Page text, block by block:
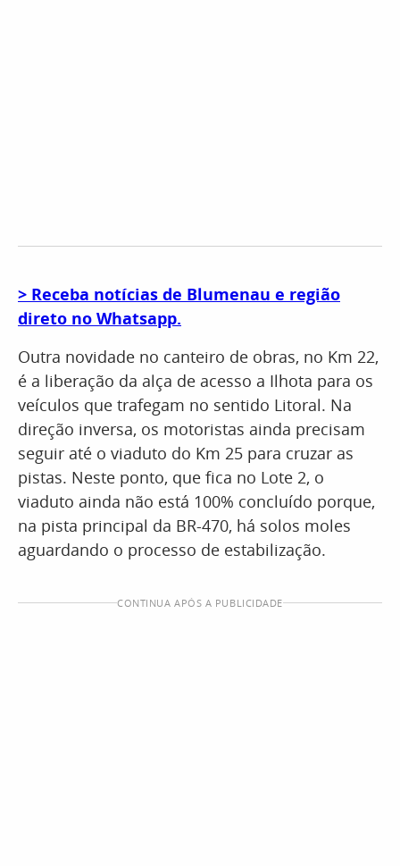
​> Receba notícias de Blumenau e região
direto no Whatsapp.
Outra novidade no canteiro de obras, no Km 22,
é a liberação da alça de acesso a Ilhota para os
veículos que trafegam no sentido Litoral. Na
direção inversa, os motoristas ainda precisam
seguir até o viaduto do Km 25 para cruzar as
pistas. Neste ponto, que fica no Lote 2, o
viaduto ainda não está 100% concluído porque,
na pista principal da BR-470, há solos moles
aguardando o processo de estabilização.
CONTINUA APÓS A PUBLICIDADE